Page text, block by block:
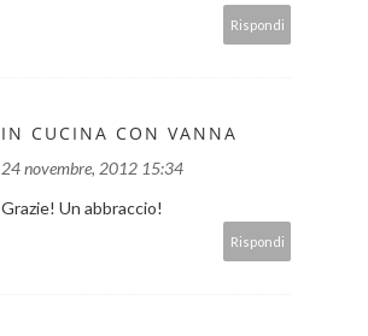
Rispondi
IN CUCINA CON VANNA
24 novembre, 2012 15:34
Grazie! Un abbraccio!
Rispondi